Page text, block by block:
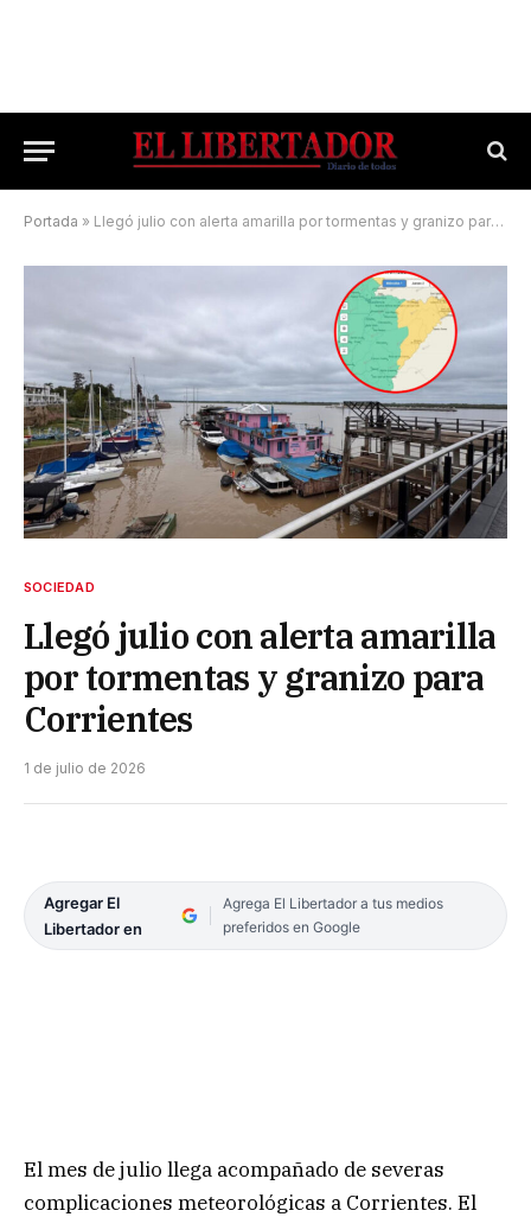
Portada » Llegó julio con alerta amarilla por tormentas y granizo para Corrientes
SOCIEDAD
Llegó julio con alerta amarilla
por tormentas y granizo para
Corrientes
1 de julio de 2026
Agregar El
Libertador en
Agrega El Libertador a tus medios
preferidos en Google
El mes de julio llega acompañado de severas
complicaciones meteorológicas a Corrientes. El